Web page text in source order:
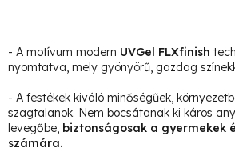
- A motívum modern UVGel FLXfinish
nyomtatva, mely gyönyörű, gazdag
- A festékek kiváló minőségűek,
szagtalanok. Nem bocsátanak ki káros
levegőbe, biztonságosak a gyermekek
számára.